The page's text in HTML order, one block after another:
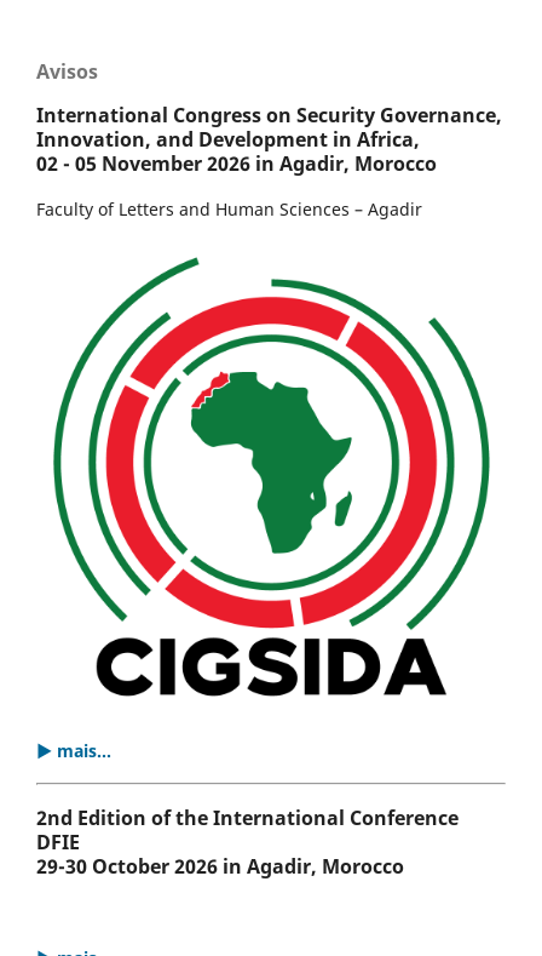
Avisos
International Congress on Security Governance,
Innovation, and Development in Africa,
02 - 05 November 2026 in Agadir, Morocco
Faculty of Letters and Human Sciences – Agadir
▶ mais...
2nd Edition of the International Conference
DFIE
29-30 October 2026 in Agadir, Morocco